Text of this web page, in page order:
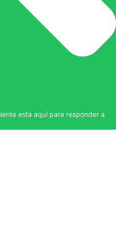
está aquí para responder a